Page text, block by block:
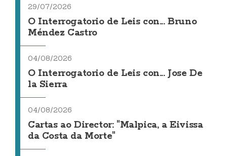
29/07/2026
O Interrogatorio de Leis con... Bruno
Méndez Castro
04/08/2026
O Interrogatorio de Leis con... Jose De
la Sierra
04/08/2026
Cartas ao Director: "Malpica, a Eivissa
da Costa da Morte"